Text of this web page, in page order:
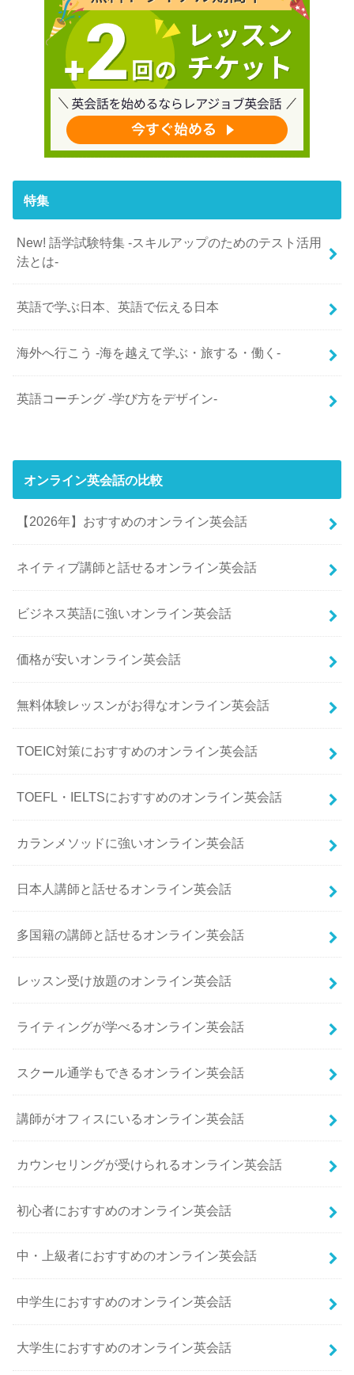
特集
New! 語学試験特集 -スキルアップのためのテスト活用
法とは-
英語で学ぶ日本、英語で伝える日本
海外へ行こう -海を越えて学ぶ・旅する・働く-
英語コーチング -学び方をデザイン-
オンライン英会話の比較
【2026年】おすすめのオンライン英会話
ネイティブ講師と話せるオンライン英会話
ビジネス英語に強いオンライン英会話
価格が安いオンライン英会話
無料体験レッスンがお得なオンライン英会話
TOEIC対策におすすめのオンライン英会話
TOEFL・IELTSにおすすめのオンライン英会話
カランメソッドに強いオンライン英会話
日本人講師と話せるオンライン英会話
多国籍の講師と話せるオンライン英会話
レッスン受け放題のオンライン英会話
ライティングが学べるオンライン英会話
スクール通学もできるオンライン英会話
講師がオフィスにいるオンライン英会話
カウンセリングが受けられるオンライン英会話
初心者におすすめのオンライン英会話
中・上級者におすすめのオンライン英会話
中学生におすすめのオンライン英会話
大学生におすすめのオンライン英会話